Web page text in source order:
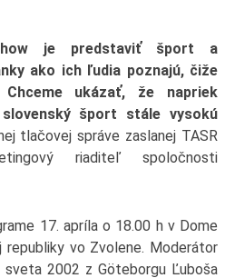
je predstaviť šport a
ako ich ľudia poznajú, čiže
ukázať, že napriek
šport stále vysokú
tlačovej správe zaslanej TASR
riaditeľ spoločnosti
17. apríla o 18.00 h v Dome
vo Zvolene. Moderátor
2002 z Göteborgu Ľuboša